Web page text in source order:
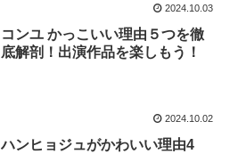
2024.10.03
コンユ かっこいい理由５つを徹
底解剖！出演作品を楽しもう！
2024.10.02
ハンヒョジュがかわいい理由4